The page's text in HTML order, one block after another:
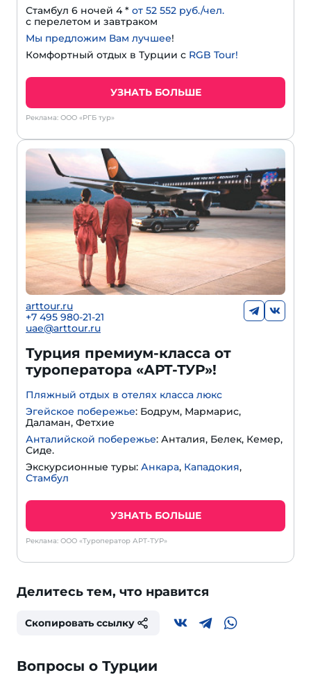
Стамбул 6 ночей 4 * от 52 552 руб./чел.
с перелетом и завтраком
Мы предложим Вам лучшее!
Комфортный отдых в Турции с RGB Tour!
УЗНАТЬ БОЛЬШЕ
Реклама: ООО «РГБ тур»
arttour.ru
+7 495 980-21-21
uae@arttour.ru
Турция премиум-класса от
туроператора «АРТ-ТУР»!
Пляжный отдых в отелях класса люкс
Эгейское побережье: Бодрум, Мармарис,
Даламан, Фетхие
Анталийской побережье: Анталия, Белек, Кемер,
Сиде.
Экскурсионные туры: Анкара, Кападокия,
Стамбул
УЗНАТЬ БОЛЬШЕ
Реклама: ООО «Туроператор АРТ-ТУР»
Делитесь тем, что нравится
Скопировать ссылку
Вопросы о Турции